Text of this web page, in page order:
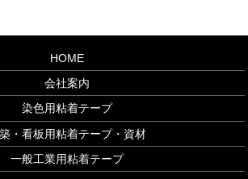
HOME
会社案内
染色用粘着テープ
・看板用粘着テープ・資材
一般工業用粘着テープ